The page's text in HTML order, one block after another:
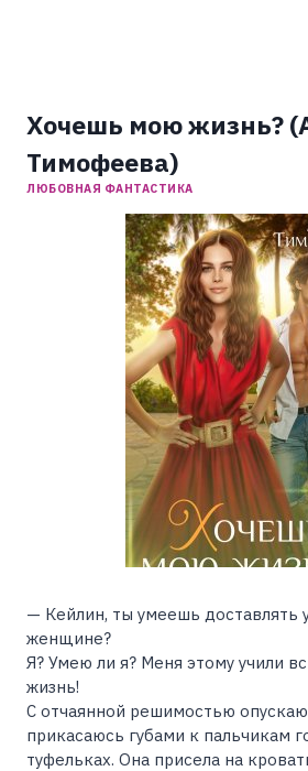
Хочешь мою жизнь?
Тимофеева)
ЛЮБОВНАЯ ФАНТАСТИКА
— Кейлин, ты умеешь доставлять
женщине?
Я? Умею ли я? Меня этому учили
жизнь!
С отчаянной решимостью
прикасаюсь губами к пальчикам
туфельках. Она присела на